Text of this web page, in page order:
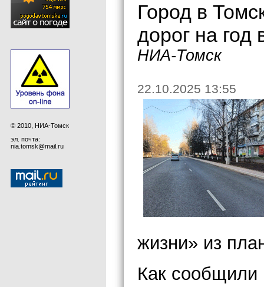
© 2010, НИА-Томск
эл. почта:
nia.tomsk@mail.ru
Город в
дорог на год
НИА-Томск
22.10.2025 13:55
жизни» из
Как